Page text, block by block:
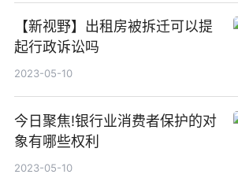
【新视野】出租房被拆迁可以提
起行政诉讼吗
2023-05-10
今日聚焦!银行业消费者保护的对
象有哪些权利
2023-05-10